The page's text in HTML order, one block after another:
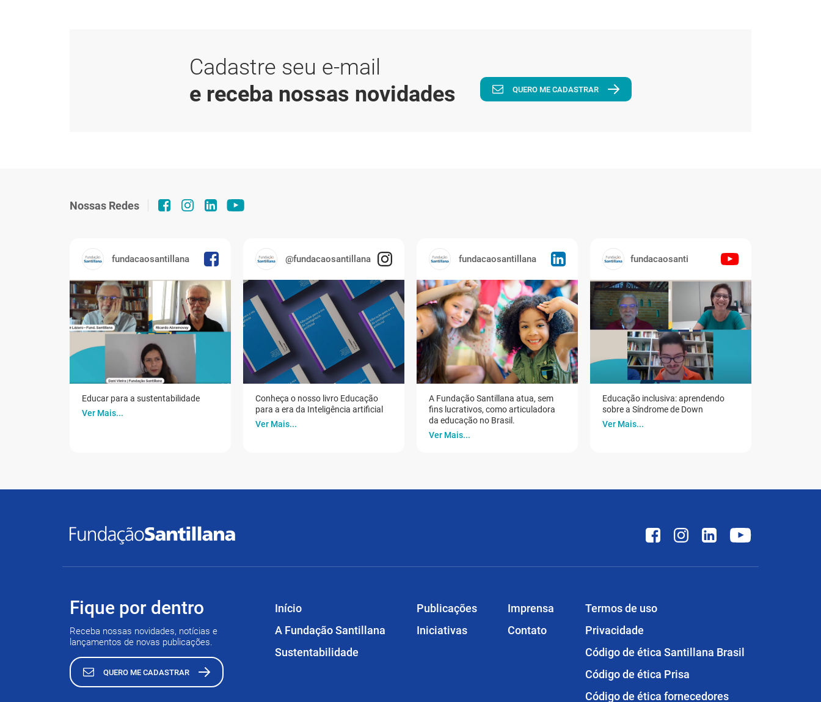
Cadastre seu e-mail
e receba nossas novidades
QUERO ME CADASTRAR
Nossas Redes
fundacaosantillana
Educar para a sustentabilidade
Ver Mais...
@fundacaosantillana
Conheça o nosso livro Educação
para a era da Inteligência artificial
Ver Mais...
fundacaosantillana
A Fundação Santillana atua, sem
fins lucrativos, como articuladora
da educação no Brasil.
Ver Mais...
fundacaosanti
Educação inclusiva: aprendendo
sobre a Síndrome de Down
Ver Mais...
Fique por dentro
Receba nossas novidades, notícias e
lançamentos de novas publicações.
QUERO ME CADASTRAR
Início
A Fundação Santillana
Sustentabilidade
Publicações
Iniciativas
Imprensa
Contato
Termos de uso
Privacidade
Código de ética Santillana Brasil
Código de ética Prisa
Código de ética fornecedores